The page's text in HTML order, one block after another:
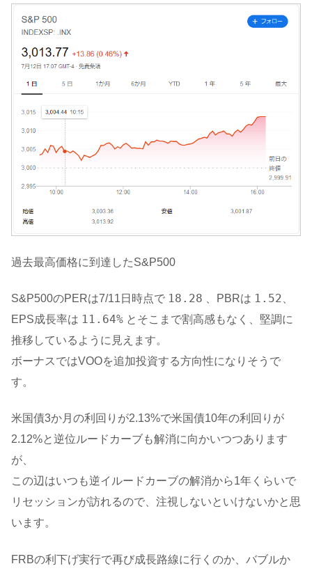
過去最高価格に到達したS&P500
S&P500のPERは7/11日時点で 18.28 、PBRは 1.52
EPS成長率は 11.64% とそこまで割高感もなく、堅調に
推移しているように見えます。
ボーナスではVOOを追加投資する方向性になりそうで
す。
米国債3か月の利回りが2.13%で米国債10年の利回りが
2.12%と逆位ルードカーブも解消に向かいつつあります
が、
この辺はいつも逆イルードカーブの解消から1年くらいで
リセッションが訪れるので、注視しないといけないかと思
います。
FRBの利下げ実行で再び成長路線に行くのか、バブルか